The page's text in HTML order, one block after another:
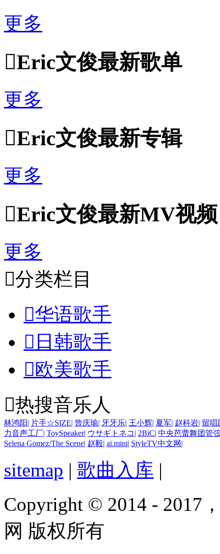
更多
Eric文俊最新歌单
更多
Eric文俊最新专辑
更多
Eric文俊最新MV视频
更多
分类栏目
华语歌手
 日韩歌手
欧美歌手
热搜音乐人
林鸿阳| 片手☆SIZE| 曾庆瑜| 牙牙乐| 王小辉| 夏军| 赵科岩| 留唱
力音声工厂| ToySpeaker| ウサギトネコ | 2BiC| 中央芭蕾舞团管
Selena Gomez/The Scene| 赵毅| ai.mini| StyleTV中文网 |
sitemap | 歌曲入库 |
Copyright © 2014 - 2017
网 版权所有